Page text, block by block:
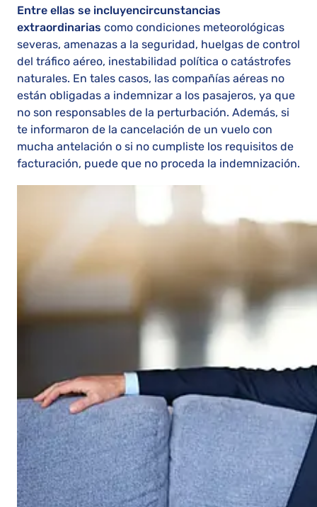
Entre ellas se incluyencircunstancias
extraordinarias como condiciones meteorológicas
severas, amenazas a la seguridad, huelgas de control
del tráfico aéreo, inestabilidad política o catástrofes
naturales. En tales casos, las compañías aéreas no
están obligadas a indemnizar a los pasajeros, ya que
no son responsables de la perturbación. Además, si
te informaron de la cancelación de un vuelo con
mucha antelación o si no cumpliste los requisitos de
facturación, puede que no proceda la indemnización.